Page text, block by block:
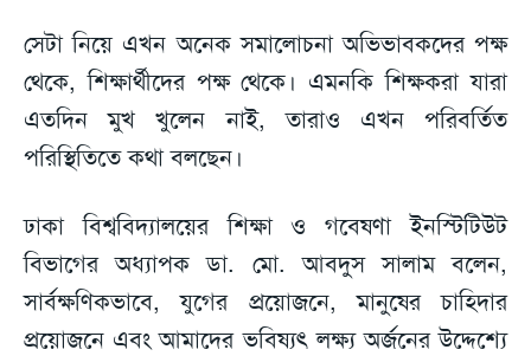
সেটা নিয়ে এখন অনেক সমালোচনা অভিভাবকদের পক্ষ
থেকে, শিক্ষার্থীদের পক্ষ থেকে। এমনকি শিক্ষকরা যারা
এতদিন মুখ খুলেন নাই, তারাও এখন পরিবর্তিত
পরিস্থিতিতে কথা বলছেন।
ঢাকা বিশ্ববিদ্যালয়ের শিক্ষা ও গবেষণা ইনস্টিটিউট
বিভাগের অধ্যাপক ডা. মো. আবদুস সালাম বলেন,
সার্বক্ষণিকভাবে, যুগের প্রয়োজনে, মানুষের চাহিদার
প্রয়োজনে এবং আমাদের ভবিষ্যৎ লক্ষ্য অর্জনের উদ্দেশ্যে